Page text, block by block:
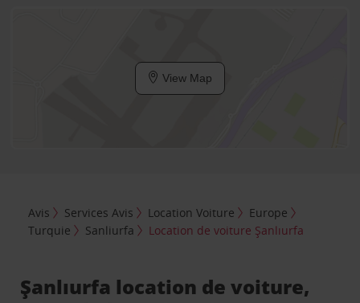
View Map
Avis Services Avis Location Voiture
Europe
Turquie
Sanliurfa Location de voiture Şanlıurfa
Şanlıurfa location de voiture,